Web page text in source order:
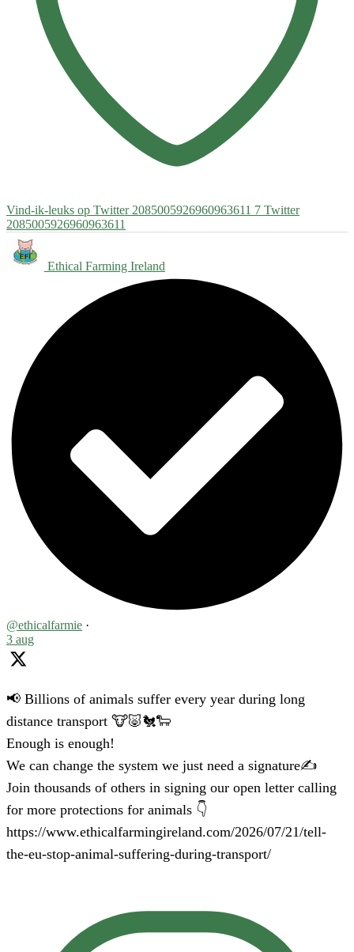
Vind-ik-leuks op Twitter 2085005926960963611 7 Twitter
2085005926960963611
Ethical Farming Ireland
@ethicalfarmie ·
3 aug
📢 Billions of animals suffer every year during long
distance transport 🐮🐷🐔🐑
Enough is enough!
We can change the system we just need a signature✍️
Join thousands of others in signing our open letter calling
for more protections for animals 👇
https://www.ethicalfarmingireland.com/2026/07/21/tell-
the-eu-stop-animal-suffering-during-transport/